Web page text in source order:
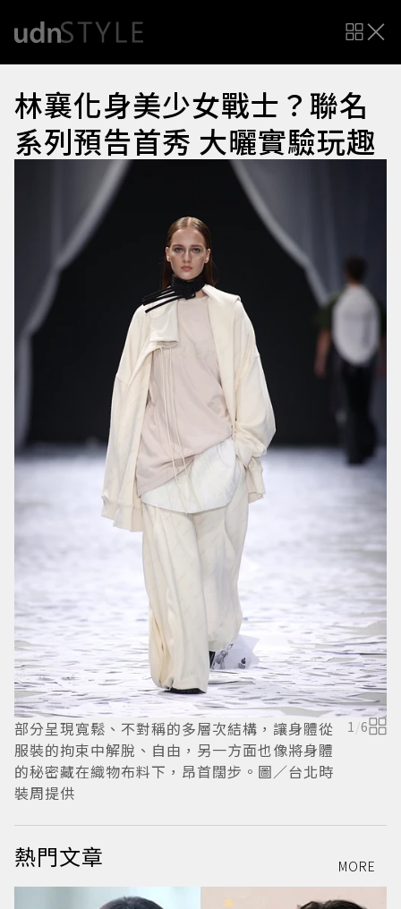
林襄化身美少女戰士？聯名
系列預告首秀 大曬實驗玩趣
部分呈現寬鬆、不對稱的多層次結構，讓身體從
服裝的拘束中解脫、自由，另一方面也像將身體
的秘密藏在織物布料下，昂首闊步。圖／台北時
裝周提供
1/6
熱門文章 MORE